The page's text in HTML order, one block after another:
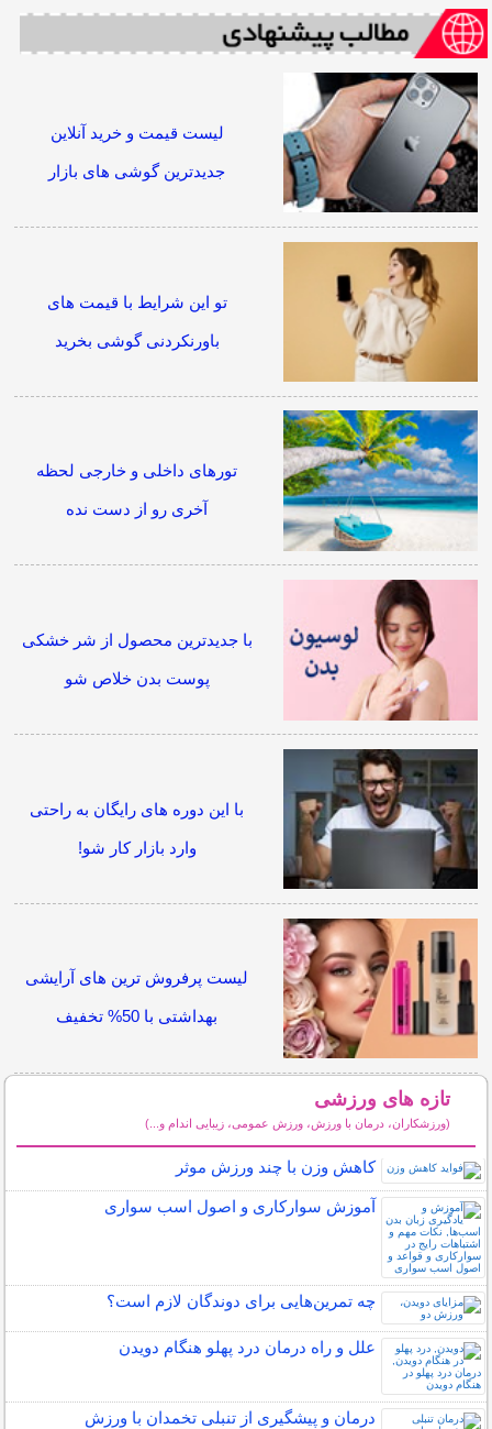
لیست قیمت و خرید آنلاین
جدیدترین گوشی های بازار
تو این شرایط با قیمت های
باورنکردنی گوشی بخرید
تورهای داخلی و خارجی لحظه
آخری رو از دست نده
با جدیدترین محصول از شر خشکی
پوست بدن خلاص شو
با این دوره های رایگان به راحتی
وارد بازار کار شو!
لیست پرفروش ترین های آرایشی
بهداشتی با 50% تخفیف
تازه های ورزشی
(ورزشکاران، درمان با ورزش، ورزش عمومی، زیبایی اندام و...)
کاهش وزن با چند ورزش موثر
آموزش سوارکاری و اصول اسب سواری
چه تمرین‌هایی برای دوندگان لازم است؟
علل و راه درمان درد پهلو هنگام دویدن
درمان و پیشگیری از تنبلی تخمدان با ورزش